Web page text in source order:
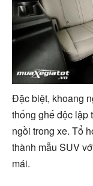
Đặc biệt, khoang
thống ghế độc lập
ngồi trong xe. Tổ
thành mẫu SUV
mái.